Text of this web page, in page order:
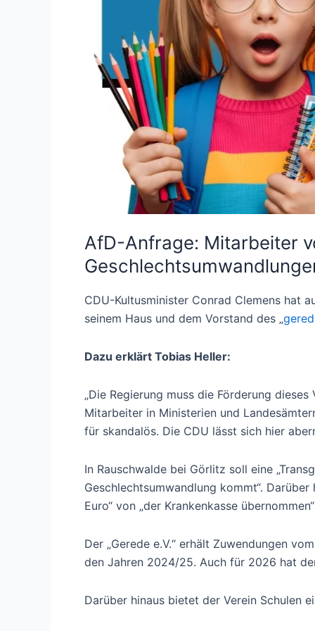
AfD-Anfrage: Mitarbeiter
CDU-Kultusminister Conrad Clemens hat
seinem Haus und dem Vorstand des „
Dazu erklärt Tobias Heller:
„Die Regierung muss die Förderung
Mitarbeiter in Ministerien und
für skandalös. Die CDU lässt sich hier
In Rauschwalde bei Görlitz soll eine
Geschlechtsumwandlung kommt“.
Euro“ von „der Krankenkasse
Der „Gerede e.V.“ erhält Zuwendungen
den Jahren 2024/25. Auch für 2026 hat
Darüber hinaus bietet der Verein Schulen